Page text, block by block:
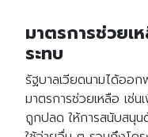
มาตรการช่วยเ
ระทบ
รัฐบาลเวียดนามได้ออ
มาตรการช่วยเหลือ เช่น
ถูกปลด ให้การสนับสนุน